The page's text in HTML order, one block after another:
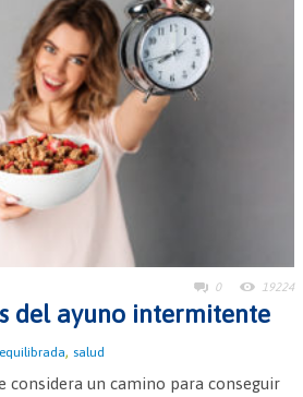
0 19224
del ayuno intermitente
, salud
considera un camino para conseguir